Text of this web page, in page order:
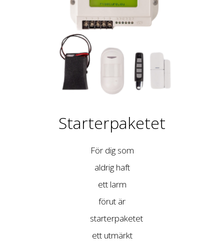
Starterpaketet
För dig som
aldrig haft
ett larm
förut är
starterpaketet
ett utmärkt